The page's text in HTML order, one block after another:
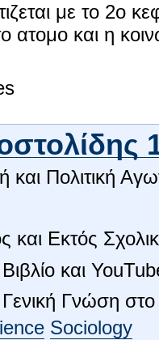
με το 2ο
ατομο και η
και Πολιτική
και Εκτός
και
Γνώση στο
Sociology